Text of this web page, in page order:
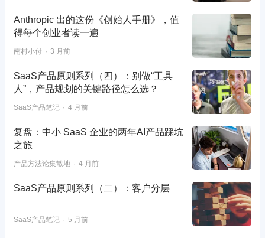
Anthropic 出的这份《创始人手册》，值
得每个创业者读一遍
南村小付 3 月前
SaaS产品原则系列（四）：别做“工具
人”，产品规划的关键路径怎么选？
SaaS产品笔记 4 月前
复盘：中小 SaaS 企业的两年AI产品踩坑
之旅
产品方法论集散地 4 月前
SaaS产品原则系列（二）：客户分层
SaaS产品笔记 5 月前